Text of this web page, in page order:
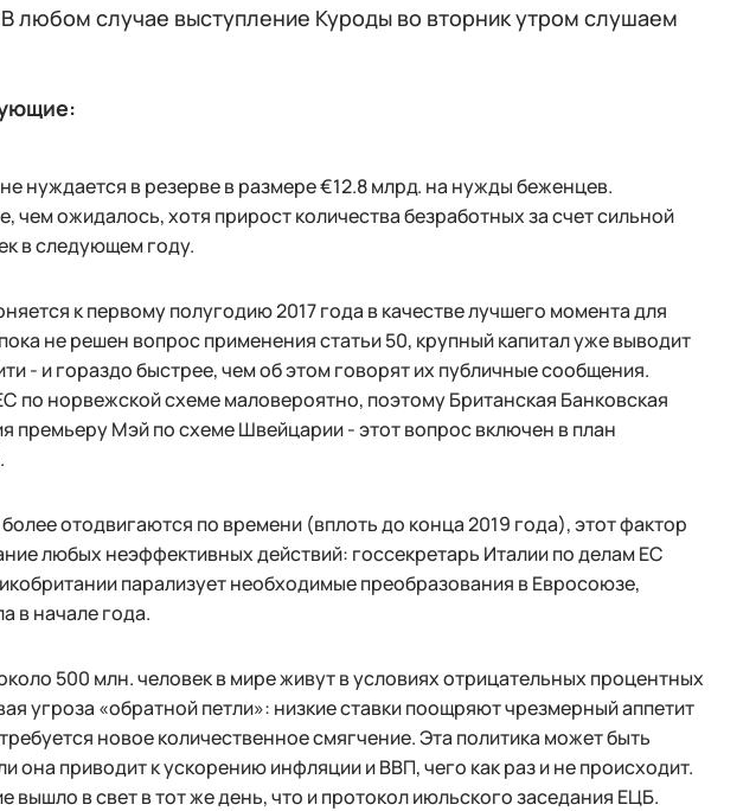
любом случае выступление Куроды во вторник утром слушаем
нуждается в резерве в размере €12.8 млрд. на нужды беженцев.
чем ожидалось, хотя прирост количества безработных за счет сильной
в следующем году.
к первому полугодию 2017 года в качестве лучшего момента для
не решен вопрос применения статьи 50, крупный капитал уже выводит
- и гораздо быстрее, чем об этом говорят их публичные сообщения.
по норвежской схеме маловероятно, поэтому Британская Банковская
премьеру Мэй по схеме Швейцарии - этот вопрос включен в план
отодвигаются по времени (вплоть до конца 2019 года), этот фактор
любых неэффективных действий: госсекретарь Италии по делам ЕС
парализует необходимые преобразования в Евросоюзе,
в начале года.
500 млн. человек в мире живут в условиях отрицательных процентных
угроза «обратной петли»: низкие ставки поощряют чрезмерный аппетит
новое количественное смягчение. Эта политика может быть
она приводит к ускорению инфляции и ВВП, чего как раз и не происходит.
вышло в свет в тот же день, что и протокол июльского заседания ЕЦБ.